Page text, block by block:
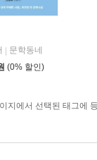
| 문학동네
(0% 할인)
지에서 선택된 태그에